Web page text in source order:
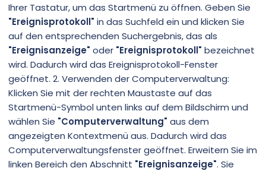
Ihrer Tastatur, um das Startmenü zu öffnen. Geben Sie
"Ereignisprotokoll" in das Suchfeld ein und klicken Sie
auf den entsprechenden Suchergebnis, das als
"Ereignisanzeige" oder "Ereignisprotokoll" bezeichnet
wird. Dadurch wird das Ereignisprotokoll-Fenster
geöffnet. 2. Verwenden der Computerverwaltung:
Klicken Sie mit der rechten Maustaste auf das
Startmenü-Symbol unten links auf dem Bildschirm und
wählen Sie "Computerverwaltung" aus dem
angezeigten Kontextmenü aus. Dadurch wird das
Computerverwaltungsfenster geöffnet. Erweitern Sie im
linken Bereich den Abschnitt "Ereignisanzeige". Sie